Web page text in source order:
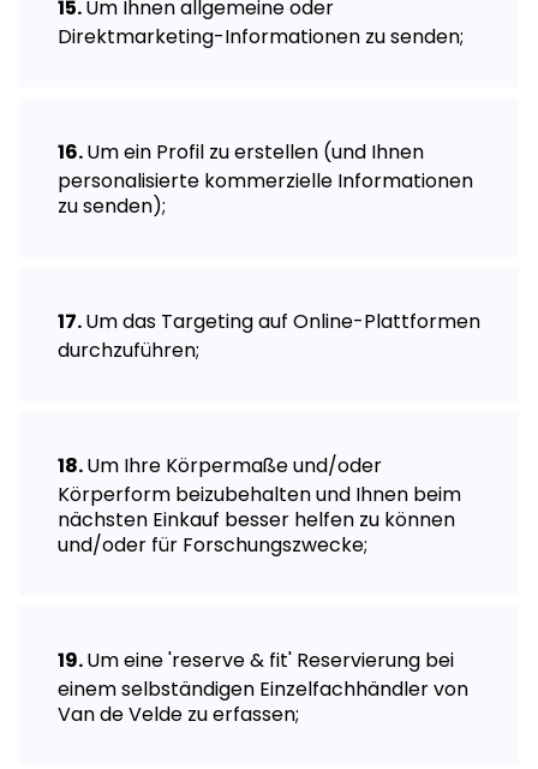
Um Ihnen allgemeine oder
Direktmarketing-Informationen zu senden;
Um ein Profil zu erstellen (und Ihnen
personalisierte kommerzielle Informationen
zu senden);
Um das Targeting auf Online-Plattformen
durchzuführen;
Um Ihre Körpermaße und/oder
Körperform beizubehalten und Ihnen beim
nächsten Einkauf besser helfen zu können
und/oder für Forschungszwecke;
Um eine 'reserve & fit' Reservierung bei
einem selbständigen Einzelfachhändler von
Van de Velde zu erfassen;